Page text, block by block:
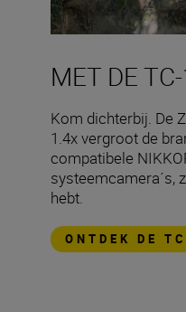
MET DE
​Kom dichterbij. De
1.4x vergroot de
compatibele
systeemcamera´s,
hebt.
ONTDEK DE